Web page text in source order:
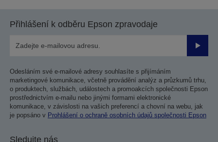
Přihlášení k odběru Epson zpravodaje
Odesláním své e-mailové adresy souhlasíte s přijímáním
marketingové komunikace, včetně provádění analýz a průzkumů trhu,
o produktech, službách, událostech a promoakcích společnosti Epson
prostřednictvím e-mailu nebo jinými formami elektronické
komunikace, v závislosti na vašich preferencí a chovní na webu, jak
je popsáno v Prohlášení o ochraně osobních údajů společnosti Epson
Sledujte nás